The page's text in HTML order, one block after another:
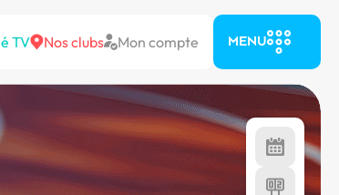
TV Nos clubs Mon compte MENU